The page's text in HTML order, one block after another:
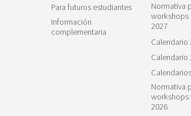
Para futuros estudiantes
Información
complementaria
Normativa
workshops
2027
Calendario
Calendario
Normativa
workshops
2026